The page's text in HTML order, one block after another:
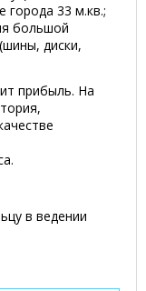
города 33 м.кв.;
большой
диски,
прибыль. На
в ведении